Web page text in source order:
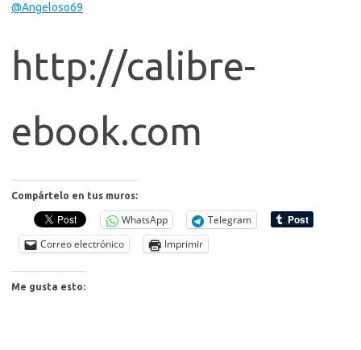
@Angeloso69
http://calibre-
ebook.com
Compártelo en tus muros:
WhatsApp
Telegram
Correo electrónico
Imprimir
Me gusta esto: